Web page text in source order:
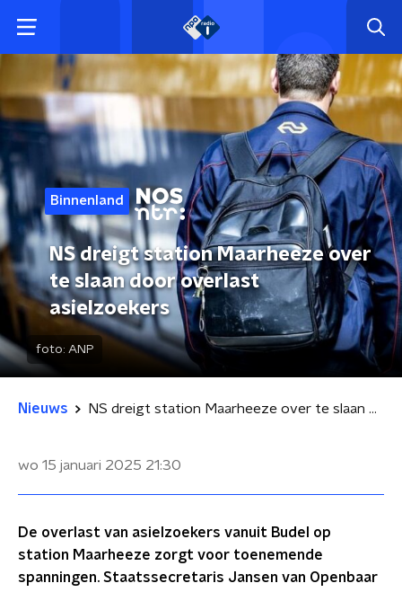
Binnenland
NS dreigt station Maarheeze over
te slaan door overlast
asielzoekers
foto: ANP
Nieuws NS dreigt station Maarheeze over te slaan door overlast asielzoekers
wo 15 januari 2025 21:30
De overlast van asielzoekers vanuit Budel op
station Maarheeze zorgt voor toenemende
spanningen. Staatssecretaris Jansen van Openbaar